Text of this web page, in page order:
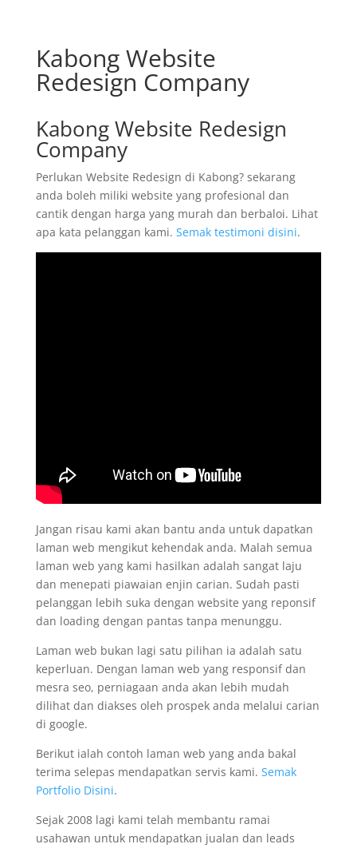
Kabong Website
Redesign Company
Kabong Website Redesign
Company
Perlukan Website Redesign di Kabong? sekarang
anda boleh miliki website yang profesional dan
cantik dengan harga yang murah dan berbaloi. Lihat
apa kata pelanggan kami. Semak testimoni disini.
Jangan risau kami akan bantu anda untuk dapatkan
laman web mengikut kehendak anda. Malah semua
laman web yang kami hasilkan adalah sangat laju
dan menepati piawaian enjin carian. Sudah pasti
pelanggan lebih suka dengan website yang reponsif
dan loading dengan pantas tanpa menunggu.
Laman web bukan lagi satu pilihan ia adalah satu
keperluan. Dengan laman web yang responsif dan
mesra seo, perniagaan anda akan lebih mudah
dilihat dan diakses oleh prospek anda melalui carian
di google.
Berikut ialah contoh laman web yang anda bakal
terima selepas mendapatkan servis kami. Semak
Portfolio Disini.
Sejak 2008 lagi kami telah membantu ramai
usahawan untuk mendapatkan jualan dan leads